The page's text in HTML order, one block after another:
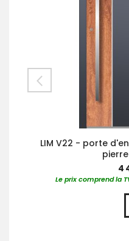
LIM V22 - porte
4
Le prix comprend la